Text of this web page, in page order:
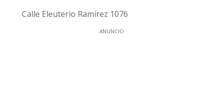
Calle Eleuterio Ramírez 1076
ANUNCIO